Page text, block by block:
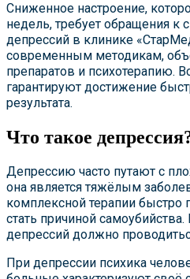
Сниженное настроение,
недель, требует обращения к
депрессий в клинике
современным методикам,
препаратов и психотерапию.
гарантируют достижение
результата.
Что такое
Депрессию часто путают с
она является тяжёлым
комплексной терапии быстро
стать причиной
депрессий должно
При депрессии психика